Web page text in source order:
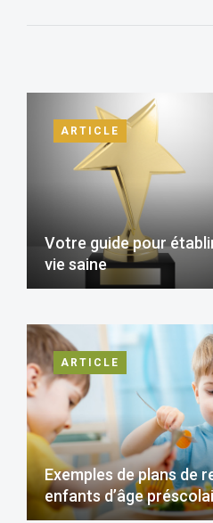
ARTICLE
Votre guide pour
vie saine
ARTICLE
Exemples de plans de
enfants d’âge